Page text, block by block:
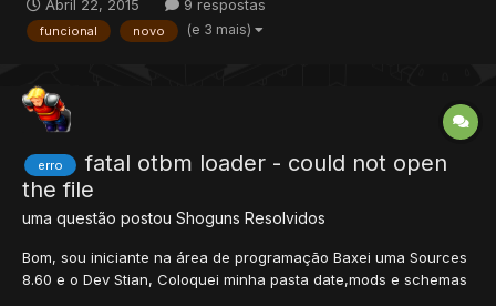
utilizavel, eu não consegui descobrir muita coisa sobre ele,
como forma de usar, modificar, etc.....
Abril 22, 2015 9 respostas
funcional novo (e 3 mais)
erro
fatal otbm loader - could not open
the file
uma questão postou Shoguns Resolvidos
Bom, sou iniciante na área de programação Baxei uma Sources
8.60 e o Dev Stian, Coloquei minha pasta date,mods e schemas